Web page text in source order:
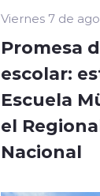
Viernes 7 de
Promesa
escolar:
Escuela
el
Nacional